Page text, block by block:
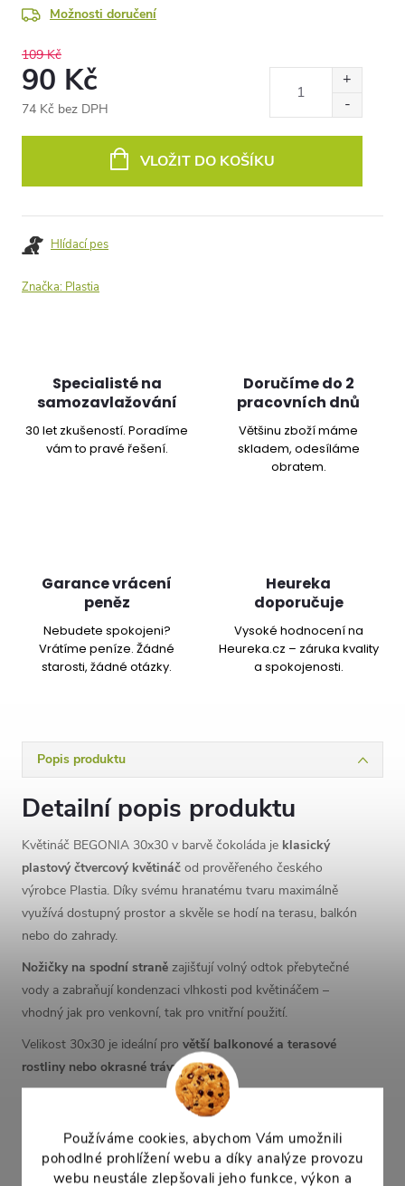
Používáme cookies, abychom Vám umožnili
pohodlné prohlížení webu a díky analýze provozu
webu neustále zlepšovali jeho funkce, výkon a
Možnosti doručení
109 Kč
90 Kč
74 Kč bez DPH
VLOŽIT DO KOŠÍKU
Hlídací pes
Značka: Plastia
Specialisté na
samozavlažování
30 let zkušeností. Poradíme
vám to pravé řešení.
Doručíme do 2
pracovních dnů
Většinu zboží máme
skladem, odesíláme
obratem.
Garance vrácení
peněz
Nebudete spokojeni?
Vrátíme peníze. Žádné
starosti, žádné otázky.
Heureka
doporučuje
Vysoké hodnocení na
Heureka.cz – záruka kvality
a spokojenosti.
Popis produktu
Detailní popis produktu
Květináč BEGONIA 30x30 v barvě čokoláda je klasický
plastový čtvercový květináč od prověřeného českého
výrobce Plastia. Díky svému hranatému tvaru maximálně
využívá dostupný prostor a skvěle se hodí na terasu, balkón
nebo do zahrady.
Nožičky na spodní straně zajišťují volný odtok přebytečné
vody a zabraňují kondenzaci vlhkosti pod květináčem –
vhodný jak pro venkovní, tak pro vnitřní použití.
Velikost 30x30 je ideální pro větší balkonové a terasové
rostliny nebo okrasné trávy
Horní rozměr: 30,0 × 30,0 cm
Výška:
24,5 cm